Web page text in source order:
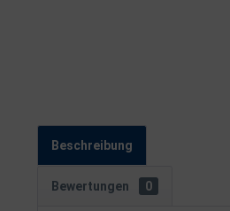
Beschreibung
Bewertungen 0